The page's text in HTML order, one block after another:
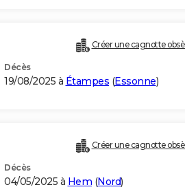
Créer une cagnotte
Décès
19/08/2025 à Étampes (Essonne)
Créer une cagnotte
Décès
04/05/2025 à Hem (Nord)